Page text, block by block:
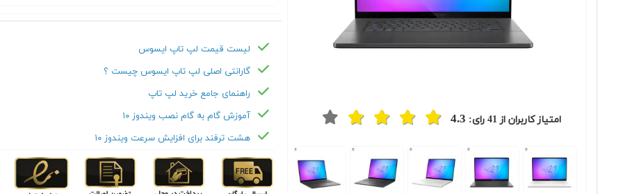
امتیاز کاربران از41رای: 4.3
Previous
Next
لیست قیمت لپ تاپ ایسوس
گارانتی اصلی لپ تاپ ایسوس چیست ؟
راهنمای جامع خرید لپ تاپ
آموزش گام به گام نصب ویندوز ۱۰
هشت ترفند برای افزایش سرعت ویندوز ۱۰